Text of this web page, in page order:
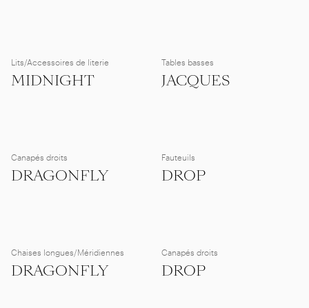
Lits/Accessoires de literie
MIDNIGHT
Tables basses
JACQUES
Canapés droits
DRAGONFLY
Fauteuils
DROP
Chaises longues/Méridiennes
DRAGONFLY
Canapés droits
DROP